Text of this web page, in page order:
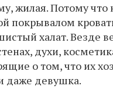
жилая. Потому что
покрывалом
халат. Везде
духи,
о том, что их
даже девушка.